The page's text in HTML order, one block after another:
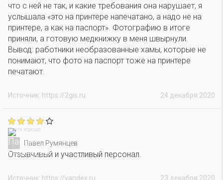
что с ней не так, и какие требования она нарушает, я
услышала «это на принтере напечатано, а надо не на
принтере, а как на паспорт». Фотографию в итоге
приняли, а готовую медкнижку в меня швырнули.
Вывод: работники необразованные хамы, которые не
понимают, что фото на паспорт тоже на принтере
печатают.
24 декабря 2020
Источник: https://2gis.ru
Почти хорошо
Павел Румянцев
Отзывчивый и участливый персонал.
23 декабря 2020
Источник: https://yandex.ru